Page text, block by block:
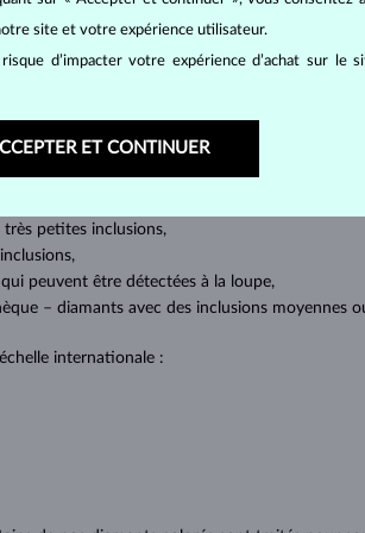
dite brillant
appartient aux tailles les plus
larme, ovale ou princesse (quadrilatère
des inclusions ou bien des
très petites inclusions,
peuvent être détectées à la loupe,
– diamants avec des inclusions moyennes
internationale :
site et votre expérience utilisateur.
d’impacter votre expérience d’achat sur le
ET CONTINUER